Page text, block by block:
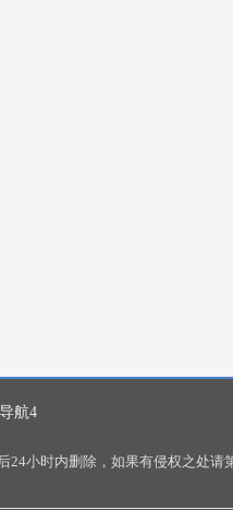
航4
24小时内删除，如果有侵权之处请